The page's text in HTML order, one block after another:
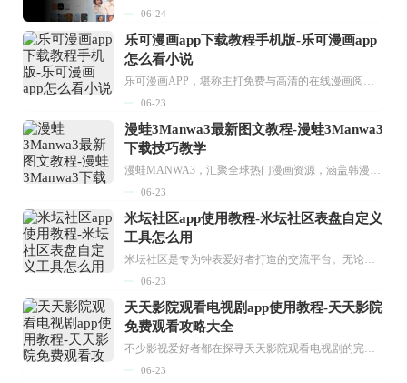
06-24
乐可漫画app下载教程手机版-乐可漫画app
怎么看小说
06-23
漫蛙3Manwa3最新图文教程-漫蛙3Manwa3
下载技巧教学
06-23
米坛社区app使用教程-米坛社区表盘自定义
工具怎么用
06-23
天天影院观看电视剧app使用教程-天天影院
免费观看攻略大全
06-23